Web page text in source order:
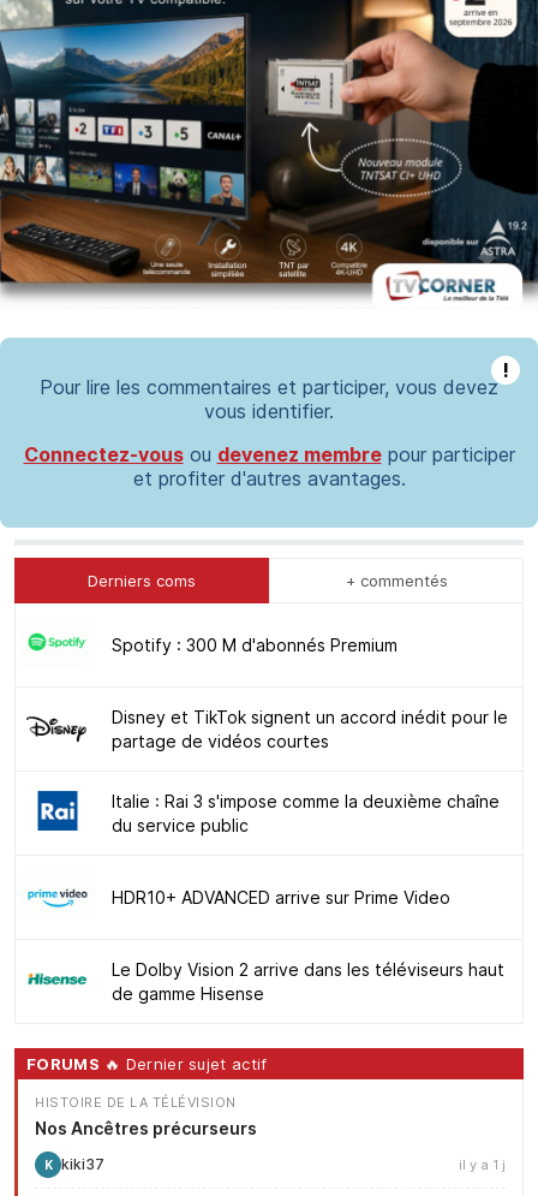
!
Pour lire les commentaires et participer, vous devez
vous identifier.
Connectez-vousou devenez membrepour participer
et profiter d'autres avantages.
Derniers coms + commentés
Spotify : 300 M d'abonnés Premium
Disney et TikTok signent un accord inédit pour le
partage de vidéos courtes
Italie : Rai 3 s'impose comme la deuxième chaîne
du service public
HDR10+ ADVANCED arrive sur Prime Video
Le Dolby Vision 2 arrive dans les téléviseurs haut
de gamme Hisense
FORUMS 🔥 Dernier sujet actif
HISTOIRE DE LA TÉLÉVISION
Nos Ancêtres précurseurs
K kiki37 il y a 1 j